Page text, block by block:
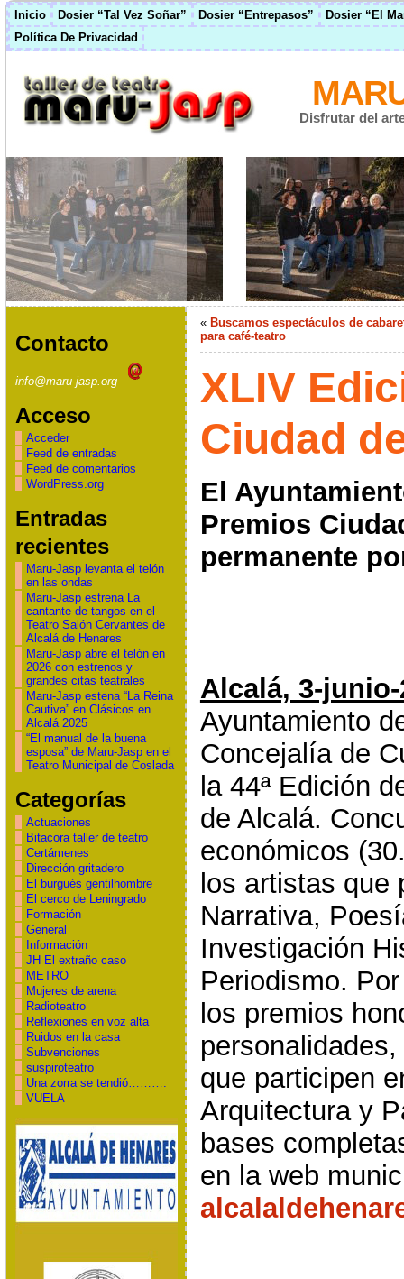
Inicio Dosier “Tal Vez Soñar” Dosier “Entrepasos”
Dosier “El
Política De Privacidad
Disfrutar del
Contacto
info@maru-jasp.org
Acceso
Acceder
Feed de entradas
Feed de comentarios
WordPress.org
Entradas
recientes
Maru-Jasp levanta el telón
en las ondas
Maru-Jasp estrena La
cantante de tangos en el
Teatro Salón Cervantes de
Alcalá de Henares
Maru-Jasp abre el telón en
2026 con estrenos y
grandes citas teatrales
Maru-Jasp estena “La Reina
Cautiva” en Clásicos en
Alcalá 2025
“El manual de la buena
esposa” de Maru-Jasp en el
Teatro Municipal de Coslada
Categorías
Actuaciones
Bitacora taller de teatro
Certámenes
Dirección gritadero
El burgués gentilhombre
El cerco de Leningrado
Formación
General
Información
JH El extraño caso
METRO
Mujeres de arena
Radioteatro
Reflexiones en voz alta
Ruidos en la casa
Subvenciones
suspiroteatro
Una zorra se tendió……….
VUELA
« Buscamos espectáculos de
para café-teatro
XLIV
Ciudad
El
Premios
permanente
Alcalá, 3-junio-
Ayuntamiento
Concejalía de
la 44ª Edición
de Alcalá.
económicos
los artistas que
Narrativa,
Investigación
Periodismo.
los premios
que participen
Arquitectura y
bases
en la web